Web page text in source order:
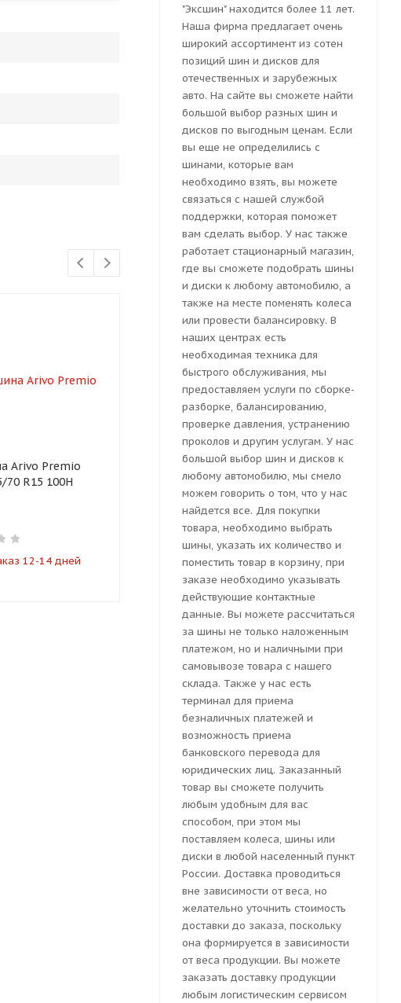
Arivo Premio
70 R15 100H
12-14 дней
Автошина Compasal
Vanmax 225/70 R15
112/110R
под заказ 7-10 дней
Автошина
Transporter
R15 112/110R
под заказ
"Эксшин" находится более 11 лет.
Наша фирма предлагает очень
широкий ассортимент из сотен
позиций шин и дисков для
отечественных и зарубежных
авто. На сайте вы сможете найти
большой выбор разных шин и
дисков по выгодным ценам. Если
вы еще не определились с
шинами, которые вам
необходимо взять, вы можете
связаться с нашей службой
поддержки, которая поможет
вам сделать выбор. У нас также
работает стационарный магазин,
где вы сможете подобрать шины
и диски к любому автомобилю, а
также на месте поменять колеса
или провести балансировку. В
наших центрах есть
необходимая техника для
быстрого обслуживания, мы
предоставляем услуги по сборке-
разборке, балансированию,
проверке давления, устранению
проколов и другим услугам. У нас
большой выбор шин и дисков к
любому автомобилю, мы смело
можем говорить о том, что у нас
найдется все. Для покупки
товара, необходимо выбрать
шины, указать их количество и
поместить товар в корзину, при
заказе необходимо указывать
действующие контактные
данные. Вы можете рассчитаться
за шины не только наложенным
платежом, но и наличными при
самовывозе товара с нашего
склада. Также у нас есть
терминал для приема
безналичных платежей и
возможность приема
банковского перевода для
юридических лиц. Заказанный
товар вы сможете получить
любым удобным для вас
способом, при этом мы
поставляем колеса, шины или
диски в любой населенный пункт
России. Доставка проводиться
вне зависимости от веса, но
желательно уточнить стоимость
доставки до заказа, поскольку
она формируется в зависимости
от веса продукции. Вы можете
заказать доставку продукции
любым логистическим сервисом